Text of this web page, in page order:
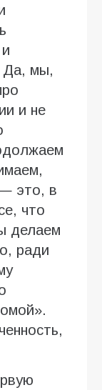
Да, мы,
и не
это, в
что
делаем
ради